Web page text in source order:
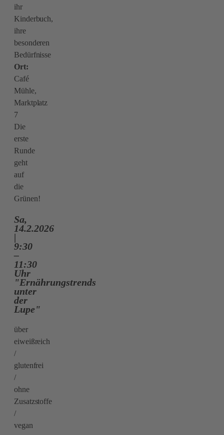
ihr
Kinderbuch,
ihre
besonderen
Bedürfnisse
Ort:
Café
Mühle,
Marktplatz
7
Die
erste
Runde
geht
auf
die
Grünen!
Sa,
14.2.2026
|
9:30
–
11:30
Uhr
"Ernährungstrends
unter
der
Lupe"
über
eiweißreich
/
glutenfrei
/
ohne
Zusatzstoffe
/
vegan